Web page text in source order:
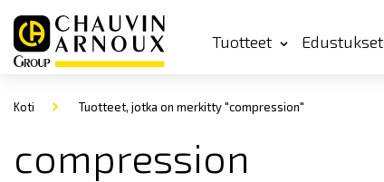
Tuotteet Edustukset
Koti Tuotteet, jotka on merkitty "compression"
compression